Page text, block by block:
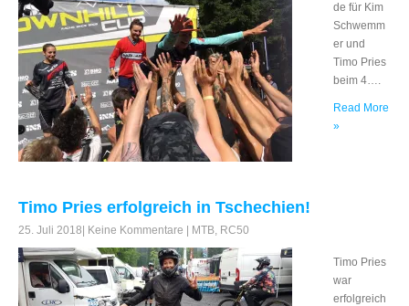
de für Kim
Schwemm
er und
Timo Pries
beim 4….
Read More
»
Timo Pries erfolgreich in Tschechien!
25. Juli 2018 Keine Kommentare MTB, RC50
Timo Pries
war
erfolgreich